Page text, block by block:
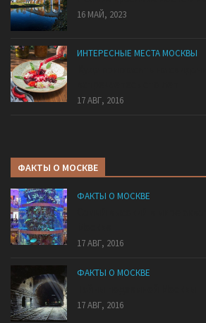
16 МАЙ, 2023
ИНТЕРЕСНЫЕ МЕСТА МОСКВЫ
17 АВГ, 2016
ФАКТЫ О МОСКВЕ
ФАКТЫ О МОСКВЕ
17 АВГ, 2016
ФАКТЫ О МОСКВЕ
17 АВГ, 2016